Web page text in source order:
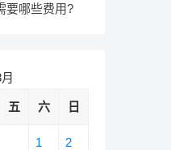
要哪些费用?
五 六 日
1 2